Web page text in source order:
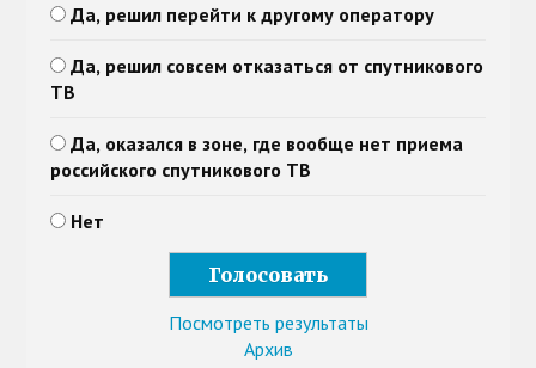
Да, решил перейти к другому оператору
Да, решил совсем отказаться от спутникового
ТВ
Да, оказался в зоне, где вообще нет приема
российского спутникового ТВ
Нет
Посмотреть результаты
Архив